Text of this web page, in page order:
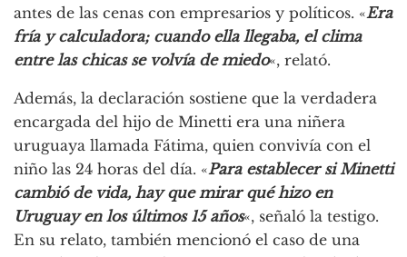
antes de las cenas con empresarios y políticos. «Era
fría y calculadora; cuando ella llegaba, el clima
entre las chicas se volvía de miedo«, relató.
Además, la declaración sostiene que la verdadera
encargada del hijo de Minetti era una niñera
uruguaya llamada Fátima, quien convivía con el
niño las 24 horas del día. «Para establecer si Minetti
cambió de vida, hay que mirar qué hizo en
Uruguay en los últimos 15 años«, señaló la testigo.
En su relato, también mencionó el caso de una